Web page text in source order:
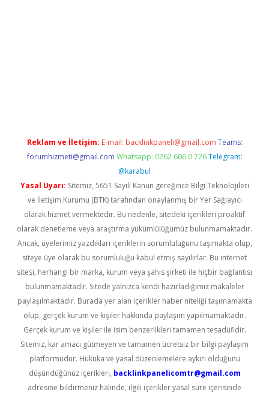
Reklam ve İletişim: E-mail: backlinkpaneli@gmail.com Teams:
forumhizmeti@gmail.com Whatsapp: 0262 606 0 726 Telegram:
@karabul
Yasal Uyarı: Sitemiz, 5651 Sayılı Kanun gereğince Bilgi Teknolojileri
ve İletişim Kurumu (BTK) tarafından onaylanmış bir Yer Sağlayıcı
olarak hizmet vermektedir. Bu nedenle, sitedeki içerikleri proaktif
olarak denetleme veya araştırma yükümlülüğümüz bulunmamaktadır.
Ancak, üyelerimiz yazdıkları içeriklerin sorumluluğunu taşımakta olup,
siteye üye olarak bu sorumluluğu kabul etmiş sayılırlar. Bu internet
sitesi, herhangi bir marka, kurum veya şahıs şirketi ile hiçbir bağlantısı
bulunmamaktadır. Sitede yalnızca kendi hazırladığımız makaleler
paylaşılmaktadır. Burada yer alan içerikler haber niteliği taşımamakta
olup, gerçek kurum ve kişiler hakkında paylaşım yapılmamaktadır.
Gerçek kurum ve kişiler ile isim benzerlikleri tamamen tesadüfidir.
Sitemiz, kar amacı gütmeyen ve tamamen ücretsiz bir bilgi paylaşım
platformudur. Hukuka ve yasal düzenlemelere aykırı olduğunu
düşündüğünüz içerikleri, backlinkpanelicomtr@gmail.com
adresine bildirmeniz halinde, ilgili içerikler yasal süre içerisinde